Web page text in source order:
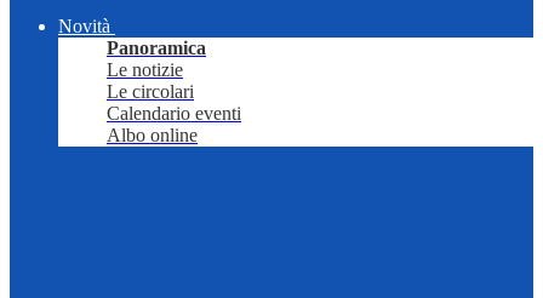
Novità
Panoramica
Le notizie
Le circolari
Calendario eventi
Albo online